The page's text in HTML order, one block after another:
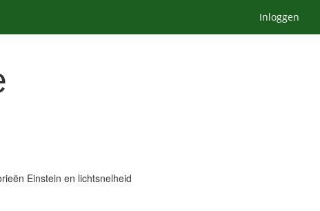
Inloggen
Einstein en lichtsnelheid